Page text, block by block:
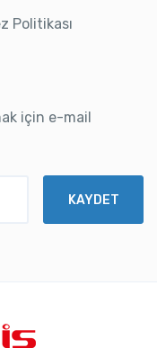
Politikası
için e-mail
KAYDET